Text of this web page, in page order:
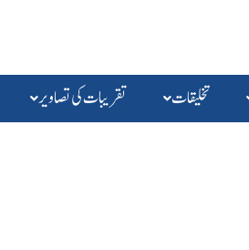
تخلیقات تقریبات کی تصاویر